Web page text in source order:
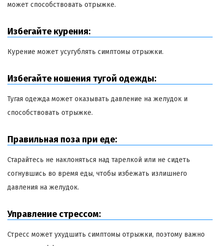
может способствовать отрыжке.
Избегайте курения:
Курение может усугублять симптомы отрыжки.
Избегайте ношения тугой одежды:
Тугая одежда может оказывать давление на желудок и
способствовать отрыжке.
Правильная поза при еде:
Старайтесь не наклоняться над тарелкой или не сидеть
согнувшись во время еды, чтобы избежать излишнего
давления на желудок.
Управление стрессом:
Стресс может ухудшить симптомы отрыжки, поэтому важно